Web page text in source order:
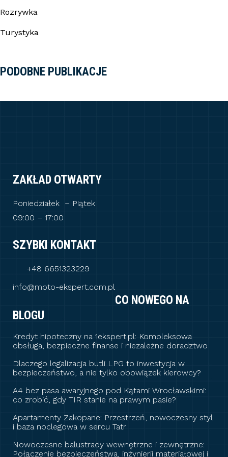
Rozrywka
Turystyka
PODOBNE PUBLIKACJE
ZAKŁAD OTWARTY
Poniedziałek – Piątek
09:00 – 17:00
SZYBKI KONTAKT
+48 6651323229
info@moto-ekspert.com.pl
CO NOWEGO NA
BLOGU
Kredyt hipoteczny na 1ekspert.pl: Kompleksowa
obsługa, bezpieczne finanse i niezależne doradztwo
Dlaczego legalizacja butli LPG to inwestycja w
bezpieczeństwo, a nie tylko obowiązek kierowcy?
A4 bez pasa awaryjnego pod Kątami Wrocławskimi:
co zrobić, gdy TIR stanie na prawym pasie?
Apartamenty Zakopane: Przestrzeń, nowoczesny styl
i baza noclegowa w sercu Tatr
Nowoczesne balustrady wewnętrzne i zewnętrzne:
Połączenie bezpieczeństwa, inżynierii materiałowej i